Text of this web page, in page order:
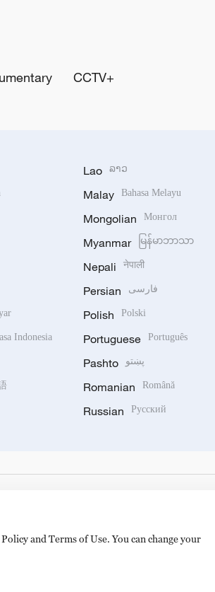
CCTV+
Indonesia
Lao ລາວ
Malay Bahasa Melayu
Mongolian Монгол
Myanmar မြန်မာဘာသာ
Nepali नेपाली
Persian فارسی
Polish Polski
Portuguese Português
Pashto پښتو
Romanian Română
Russian Русский
and Terms of Use. You can change your